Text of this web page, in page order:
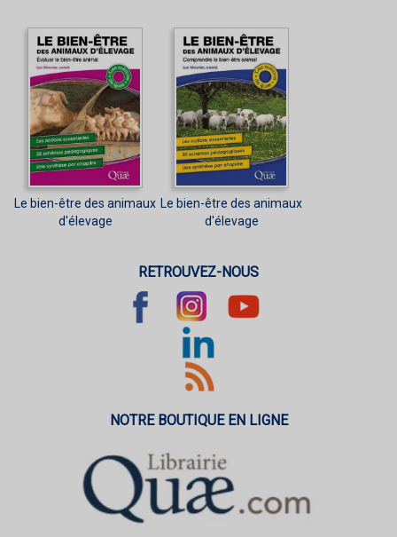
Le bien-être des animaux
d'élevage
Le bien-être des animaux
d'élevage
RETROUVEZ-NOUS
NOTRE BOUTIQUE EN LIGNE